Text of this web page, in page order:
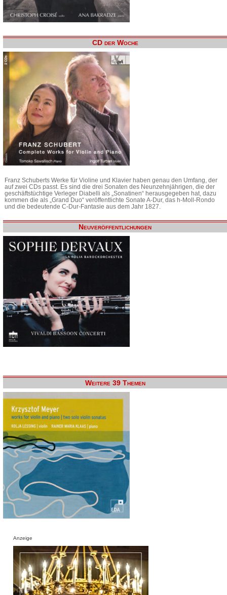
CD der Woche
Franz Schuberts Werke für Violine und Klavier haben genau den Umfang, der
auf zwei CDs passt. Es sind die drei Sonaten des Neunzehnjährigen, die der
geschäftstüchtige Verleger Diabelli als „Sonatinen“ herausgegeben hat, dazu
kommen die als „Grand Duo“ veröffentlichte Sonate A-Dur, das h-Moll-Rondo
und die bedeutende C-Dur-Fantasie aus dem Jahr 1827.
Neuveröffentlichungen
Weitere 39 Themen
Anzeige